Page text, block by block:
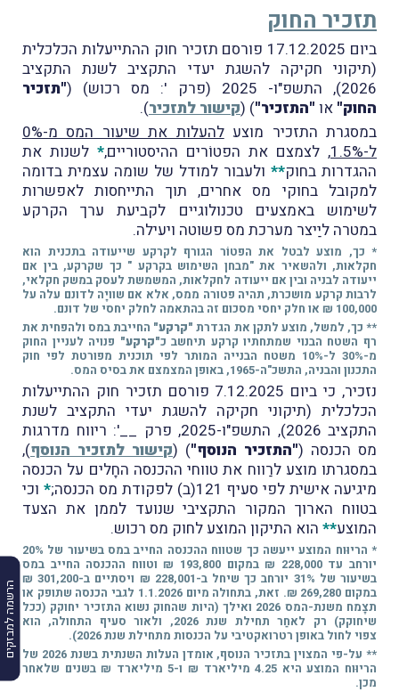
הרשמה למבזקים
תזכיר החוק
ביום 17.12.2025 פורסם תזכיר חוק ההתייעלות הכלכלית
(תיקוני חקיקה להשגת יעדי התקציב לשנת התקציב
2026), התשפ"ו- 2025 (פרק ': מס רכוש) (
"תזכיר
החוק" או "התזכיר") (קישור לתזכיר).
במסגרת התזכיר מוצע
להעלות את שיעור המס מ-0%
ל-1.5%
, לצמצם את הפטוֹרים ההיסטוריים,* לשנות את
ההגדרות בחוק** ולעבור למודל של שומה עצמית בדומה
למקובל בחוקי מס אחרים, תוך התייחסות לאפשרות
לשימוש באמצעים טכנולוגיים לקביעת ערך הקרקע
במטרה ליַיצר מערכת מס פשוטה ויעילה.
* כך, מוצע לבטל את הפטוֹר הגורף לקרקע שייעודה בתכנית הוא
חקלאות, ולהשאיר את "מבחן השימוש בקרקע " כך שקרקע, בין אם
ייעודה לבניה ובין אם ייעודה לחקלאות, המשמשת לעסק במשק חקלאי,
לרבות קרקע מושכרת, תהיה פטורה ממס, אלא אם שוויָה לדונם עלה על
100,000 ₪ או חלק יחסי מסכום זה בהתאמה לחלק יחסי של דונם.
** כך, למשל, מוצע לתקן את הגדרת "קרקע" החייבת במס ולהפחית את
רף השטח הבנוי שמתחתיו קרקע תיחשב כ"קרקע" פנויה לעניין החוק
מ-30% ל-10% משטח הבנייה המותר לפי תוכנית מפורטת לפי חוק
התכנון והבניה, התשכ"ה-1965, באופן המצמצם את בסיס המס.
נזכיר, כי ביום 7.12.2025 פורסם תזכיר חוק ההתייעלות
הכלכלית (תיקוני חקיקה להשגת יעדי התקציב לשנת
התקציב 2026), התשפ"ו-2025, פרק __': ריווח מדרגות
מס הכנסה ("התזכיר הנוסף") (קישור לתזכיר הנוסף),
במסגרתו מוצע לרַווח את טווחי ההכנסה החָלים על הכנסה
מיגיעה אישית לפי סעיף 121(ב) לפקודת מס הכנסה;
* וכי
בטווח הארוך המקור התקציבי שנועד לממן את הצעד
המוצע** הוא התיקון המוצע לחוק מס רכוש.
* הריוּוח המוצע ייעשה כך שטווח ההכנסה החייב במס בשיעור של 20%
יורחב עד 228,000 ₪ במקום 193,800 ₪ וטווח ההכנסה החייב במס
בשיעור של 31% יורחב כך שיחל ב-228,001 ₪ ויסתיים ב-301,200 ₪
במקום 269,280 ₪. זאת, בתחולה מיום 1.1.2026 לגבי הכנסה שתופק או
תצָמח משנת-המס 2026 ואילך (היות שהחוק נשוא התזכיר יחוקק (ככל
שיחוקק) רק לאחַר תחילת שנת 2026, ולאור סעיף התחולה, הוא
צפוי לחול באופן רטרואקטיבי על הכנסות מתחילת שנת 2026).
** על-פי המצוין בתזכיר הנוסף, אומדן העלות השנתית בשנת 2026 של
הריוּוח המוצע היא 4.25 מיליארד ₪ ו-5 מיליארד ₪ בשנים שלאחר
מכן.